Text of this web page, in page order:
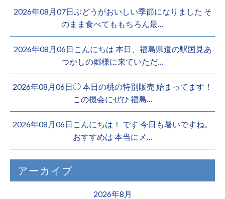
2026年08月07日ぶどうがおいしい季節になりました そ
のまま食べてももちろん最…
2026年08月06日こんにちは 本日、福島県道の駅国見あ
つかしの郷様に来ていただ…
2026年08月06日◯ 本日の桃の特別販売 始まってます！
この機会にぜひ 福島…
2026年08月06日こんにちは！ です 今日も暑いですね。
おすすめは 本当にメ…
アーカイブ
2026年8月